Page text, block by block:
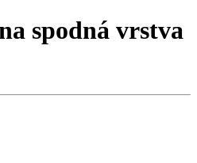
spodná vrstva